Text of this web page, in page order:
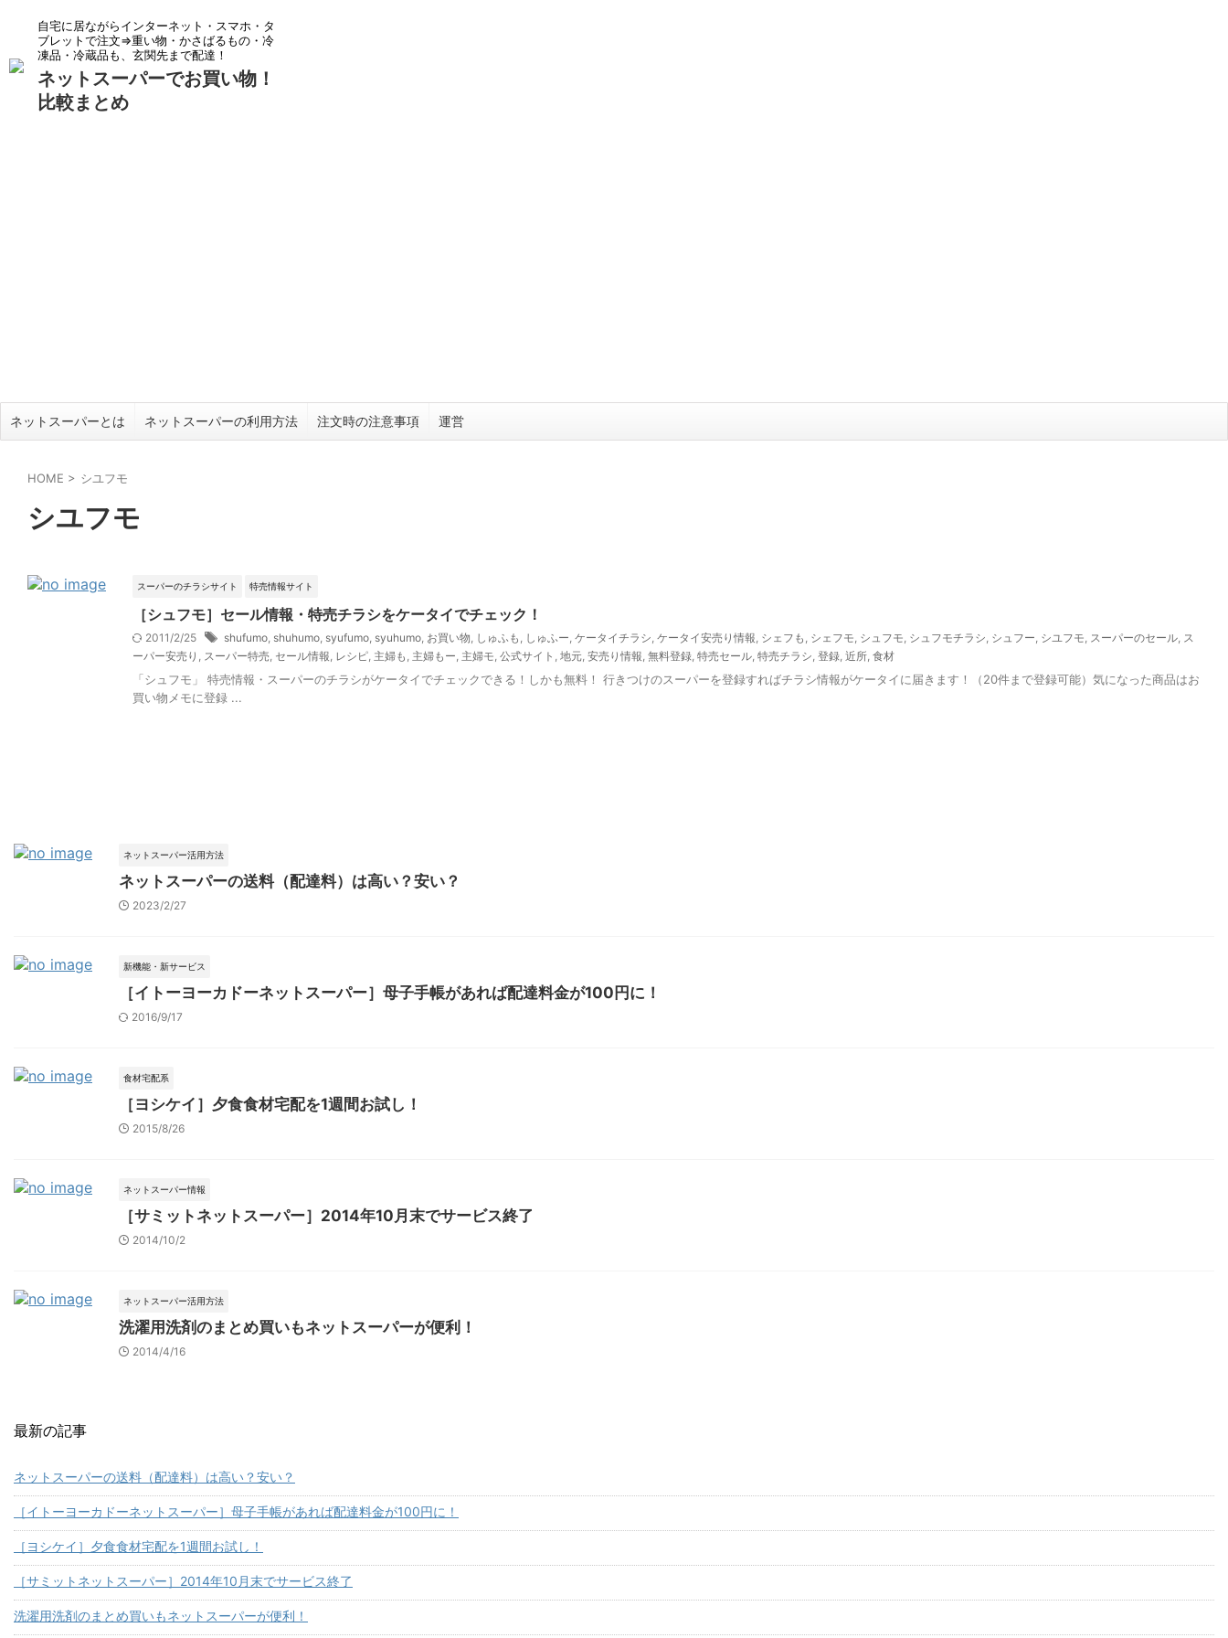
自宅に居ながらインターネット・スマホ・タ
ブレットで注文⇒重い物・かさばるもの・冷
凍品・冷蔵品も、玄関先まで配達！
ネットスーパーでお買い物！
比較まとめ
ネットスーパーとは ネットスーパーの利用方法 注文時の注意事項 運営
HOME > シユフモ
シユフモ
スーパーのチラシサイト 特売情報サイト
［シュフモ］セール情報・特売チラシをケータイでチェック！
2011/2/25 shufumo, shuhumo, syufumo, syuhumo, お買い物, しゅふも , しゅふー, ケータイチラシ, ケータイ安売り情報, シェフも , シェフモ, シュフモ, シュフモチラシ, シュフー, シユフモ, スーパーのセール, ス
ーパー安売り , スーパー特売, セール情報, レシピ, 主婦も , 主婦もー, 主婦モ, 公式サイト , 地元, 安売り情報, 無料登録, 特売セール, 特売チラシ, 登録, 近所, 食材
「シュフモ」 特売情報・スーパーのチラシがケータイでチェックできる！しかも無料！ 行きつけのスーパーを登録すればチラシ情報がケータイに届きます！（20件まで登録可能）気になった商品はお
買い物メモに登録 ...
ネットスーパー活用方法
ネットスーパーの送料（配達料）は高い？安い？
2023/2/27
新機能・新サービス
［イトーヨーカドーネットスーパー］母子手帳があれば配達料金が100円に！
2016/9/17
食材宅配系
［ヨシケイ］夕食食材宅配を1週間お試し！
2015/8/26
ネットスーパー情報
［サミットネットスーパー］2014年10月末でサービス終了
2014/10/2
ネットスーパー活用方法
洗濯用洗剤のまとめ買いもネットスーパーが便利！
2014/4/16
最新の記事
ネットスーパーの送料（配達料）は高い？安い？
［イトーヨーカドーネットスーパー］母子手帳があれば配達料金が100円に！
［ヨシケイ］夕食食材宅配を1週間お試し！
［サミットネットスーパー］2014年10月末でサービス終了
洗濯用洗剤のまとめ買いもネットスーパーが便利！